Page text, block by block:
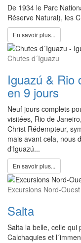
De 1934 le Parc
Réserve Natural), les
En savoir plus...
Chutes d´Iguazu
Iguazú & Rio
en 9 jours
Neuf jours complets
visitées, Rio de
Christ Rédempteur,
mais avant cela, nous
d'Iguazú...
En savoir plus...
Excursions Nord-Ouest
Salta
Salta la belle, celle qui
Calchaquies et